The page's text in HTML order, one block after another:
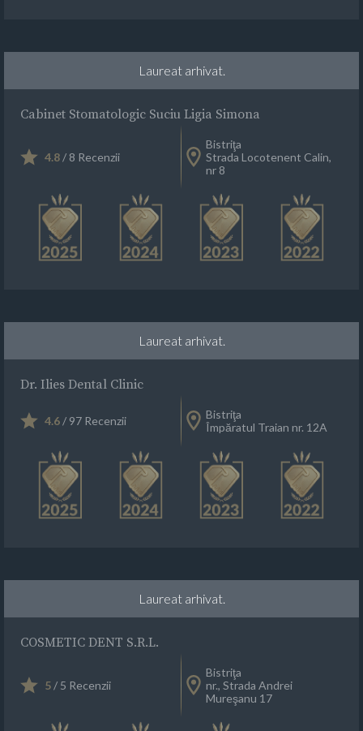
Laureat arhivat.
Cabinet Stomatologic Suciu Ligia Simona
4.8/ 8 Recenzii
Bistriţa
Strada Locotenent Calin,
nr 8
Laureat arhivat.
Dr. Ilies Dental Clinic
4.6/ 97 Recenzii
Bistriţa
Împăratul Traian nr. 12A
Laureat arhivat.
COSMETIC DENT S.R.L.
5/ 5 Recenzii
Bistriţa
nr., Strada Andrei
Mureşanu 17